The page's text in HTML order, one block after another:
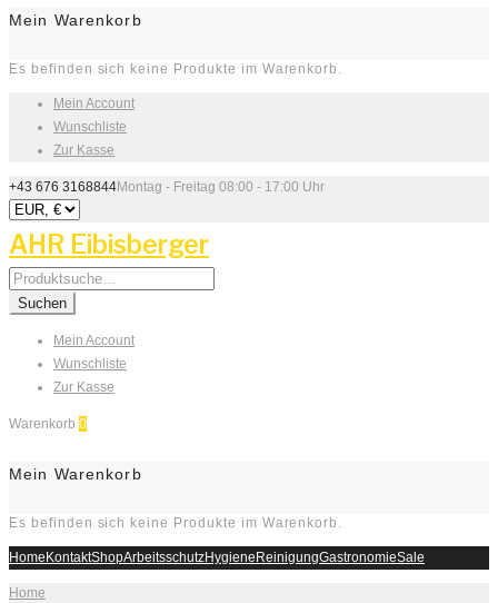
Mein Warenkorb
Es befinden sich keine Produkte im Warenkorb.
Mein Account
Wunschliste
Zur Kasse
+43 676 3168844Montag - Freitag 08:00 - 17:00 Uhr
AHR Eibisberger
Search
for:
Suchen
Mein Account
Wunschliste
Zur Kasse
Warenkorb 0
Mein Warenkorb
Es befinden sich keine Produkte im Warenkorb.
HomeKontaktShopArbeitsschutzHygieneReinigungGastronomieSale
Home